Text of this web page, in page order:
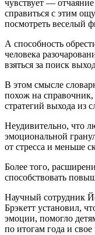
чувствует —
справиться с этим
посмотреть веселый
А способность
человека
взяться за поиск
В этом смысле
похож на
стратегий выхода из
Неудивительно, что
эмоциональной
от стресса и меньше
Более того,
способствовать
Научный сотрудник
Брэкетт установил,
эмоции, помогло
по итогам года и